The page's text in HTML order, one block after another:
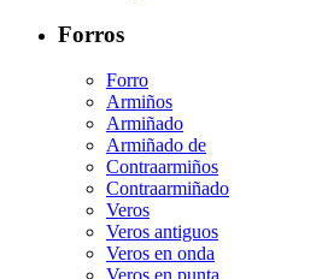
Forros
Forro
Armiños
Armiñado
Armiñado de
Contraarmiños
Contraarmiñado
Veros
Veros antiguos
Veros en onda